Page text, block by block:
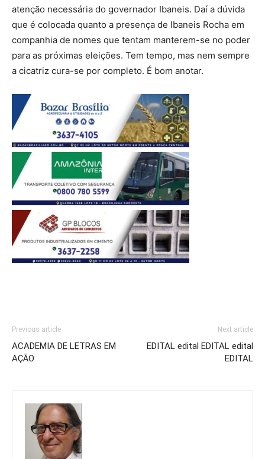
atenção necessária do governador Ibaneis. Daí a dúvida
que é colocada quanto a presença de Ibaneis Rocha em
companhia de nomes que tentam manterem-se no poder
para as próximas eleições. Tem tempo, mas nem sempre
a cicatriz cura-se por completo. É bom anotar.
Previous article
ACADEMIA DE LETRAS EM
AÇÃO
Next article
EDITAL edital EDITAL edital
EDITAL